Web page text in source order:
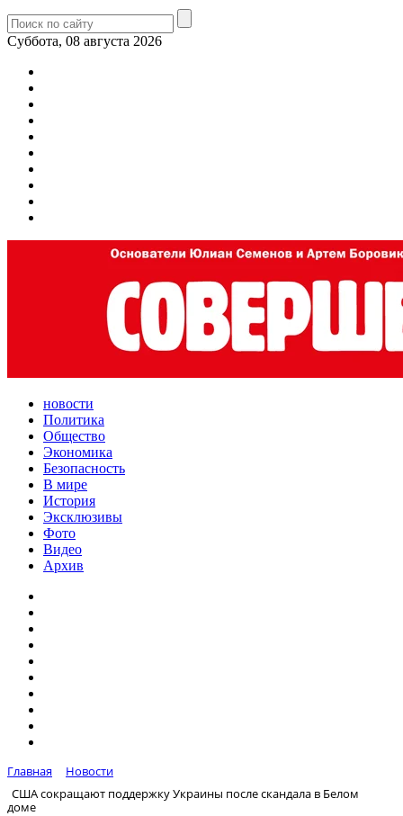
Суббота, 08 августа 2026
новости
Политика
Общество
Экономика
Безопасность
В мире
История
Эксклюзивы
Фото
Видео
Архив
Главная
Новости
США сокращают поддержку Украины после скандала в Белом
доме